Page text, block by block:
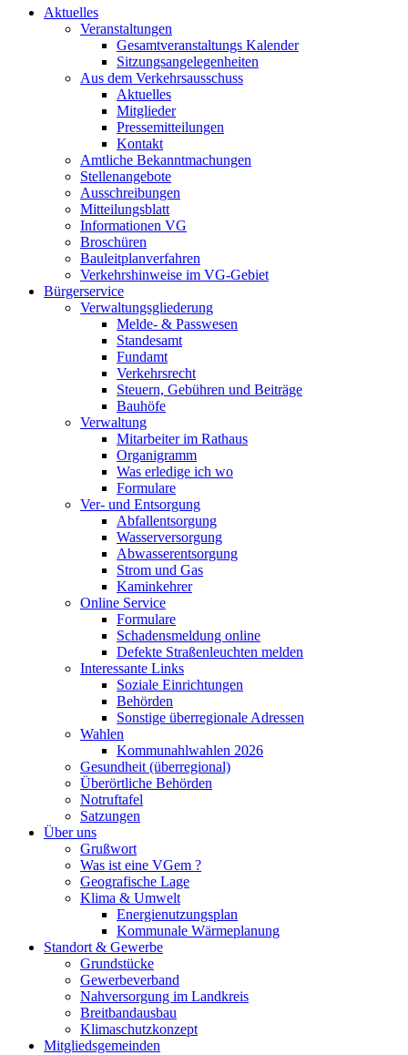
Aktuelles
Veranstaltungen
Gesamtveranstaltungs Kalender
Sitzungsangelegenheiten
Aus dem Verkehrsausschuss
Aktuelles
Mitglieder
Pressemitteilungen
Kontakt
Amtliche Bekanntmachungen
Stellenangebote
Ausschreibungen
Mitteilungsblatt
Informationen VG
Broschüren
Bauleitplanverfahren
Verkehrshinweise im VG-Gebiet
Bürgerservice
Verwaltungsgliederung
Melde- & Passwesen
Standesamt
Fundamt
Verkehrsrecht
Steuern, Gebühren und Beiträge
Bauhöfe
Verwaltung
Mitarbeiter im Rathaus
Organigramm
Was erledige ich wo
Formulare
Ver- und Entsorgung
Abfallentsorgung
Wasserversorgung
Abwasserentsorgung
Strom und Gas
Kaminkehrer
Online Service
Formulare
Schadensmeldung online
Defekte Straßenleuchten melden
Interessante Links
Soziale Einrichtungen
Behörden
Sonstige überregionale Adressen
Wahlen
Kommunahlwahlen 2026
Gesundheit (überregional)
Überörtliche Behörden
Notruftafel
Satzungen
Über uns
Grußwort
Was ist eine VGem ?
Geografische Lage
Klima & Umwelt
Energienutzungsplan
Kommunale Wärmeplanung
Standort & Gewerbe
Grundstücke
Gewerbeverband
Nahversorgung im Landkreis
Breitbandausbau
Klimaschutzkonzept
Mitgliedsgemeinden